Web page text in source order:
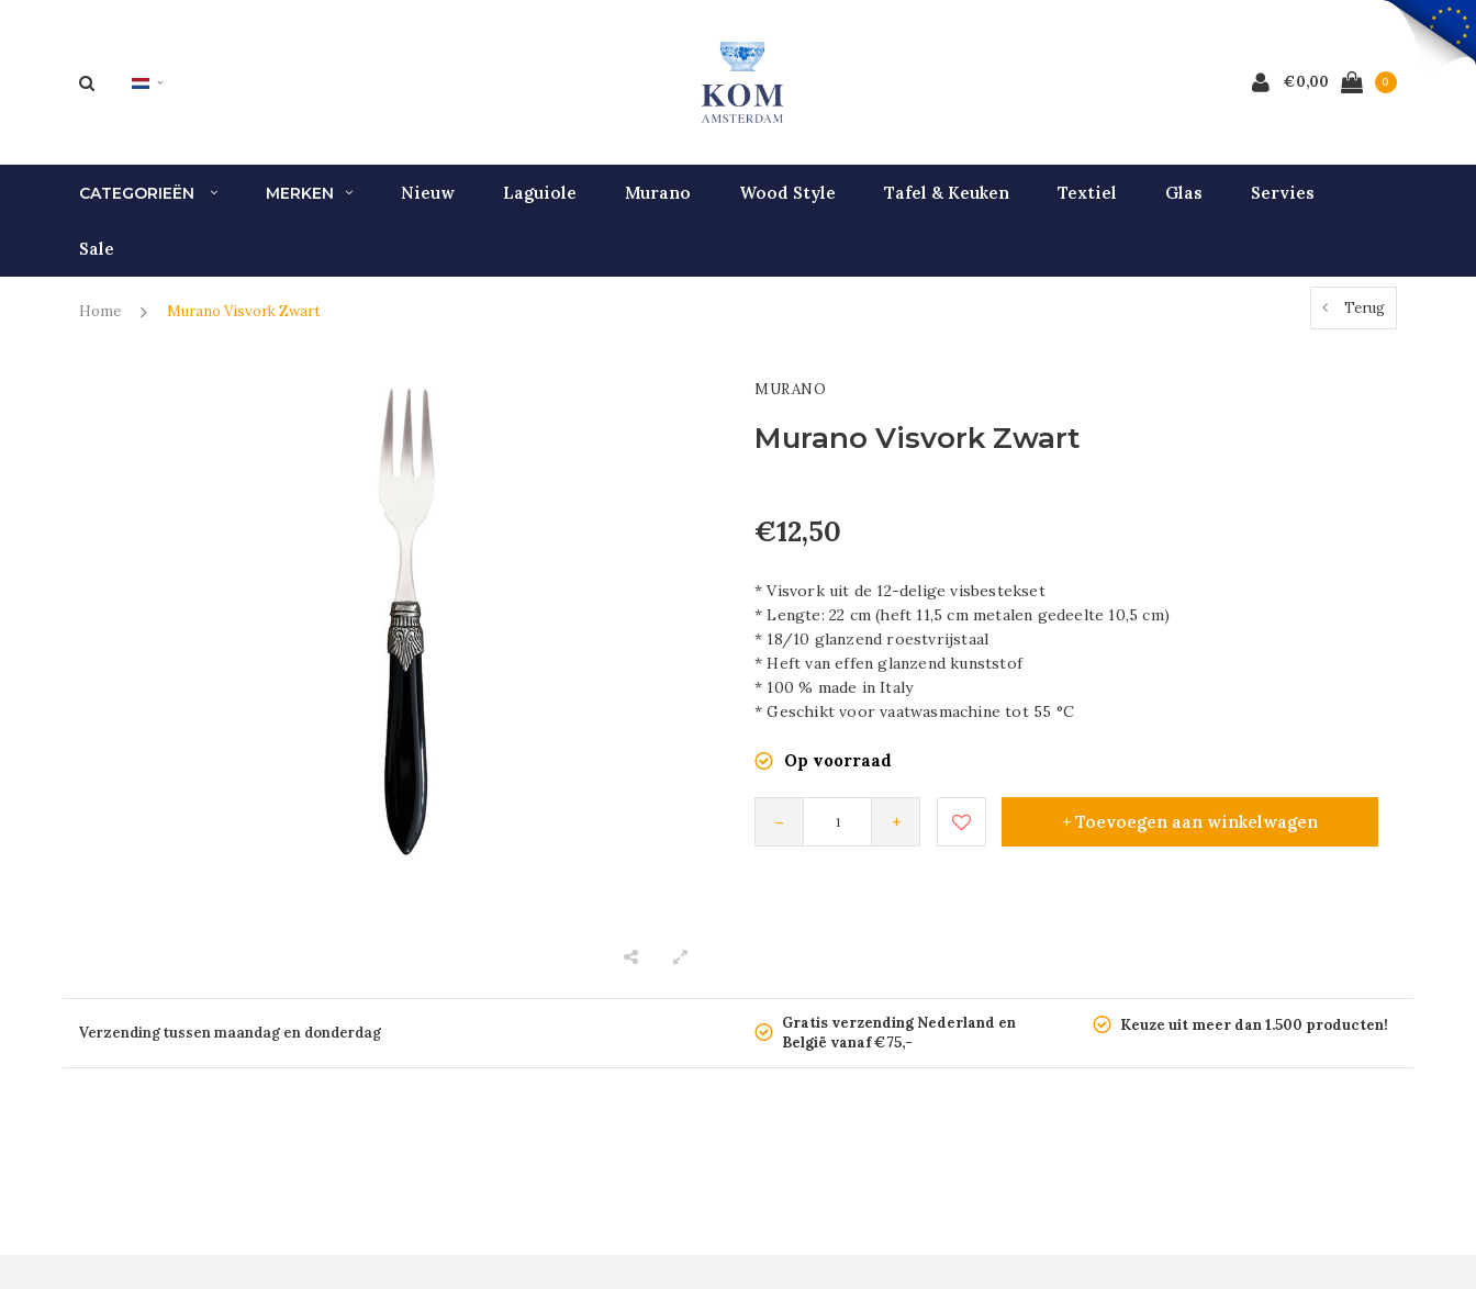
€0,00 0
CATEGORIEËN MERKEN Nieuw Laguiole Murano Wood Style Tafel & Keuken Textiel Glas Servies
Sale
Home Murano Visvork Zwart Terug
MURANO
Murano Visvork Zwart
€12,50
* Visvork uit de 12-delige visbestekset
* Lengte: 22 cm (heft 11,5 cm metalen gedeelte 10,5 cm)
* 18/10 glanzend roestvrijstaal
* Heft van effen glanzend kunststof
* 100 % made in Italy
* Geschikt voor vaatwasmachine tot 55 °C
Op voorraad
- + + Toevoegen aan winkelwagen
Verzending tussen maandag en donderdag
Gratis verzending Nederland en
België vanaf €75,-
Keuze uit meer dan 1.500 producten!